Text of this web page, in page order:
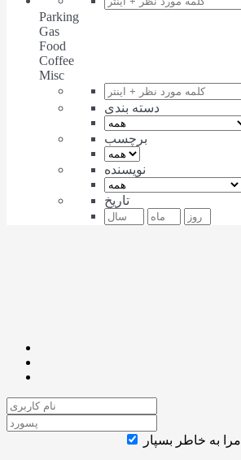
Parking
Gas
Food
Coffee
Misc
دسته بندی
برچسب
نویسنده
تاریخ
مرا به خاطر بسپار